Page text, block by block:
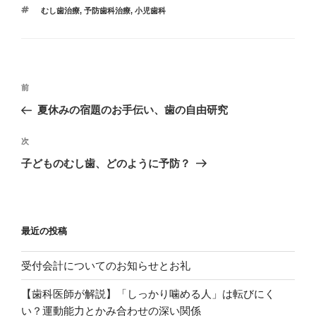
ゴ
タ
むし歯治療, 予防歯科治療, 小児歯科
投
ナ
ビ
ゲ
ン
過
去
投
稿
前
夏休みの宿題のお手伝い、歯の自由研究
次
の
次
子どものむし歯、どのように予防？
最近の投稿
受付会計についてのお知らせとお礼
【歯科医師が解説】「しっかり噛める人」は転びにく
い？運動能力とかみ合わせの深い関係